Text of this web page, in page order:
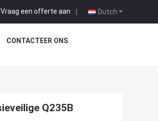
Dutch
Vraag een offerte aan |
CONTACTEER ONS
Q235B